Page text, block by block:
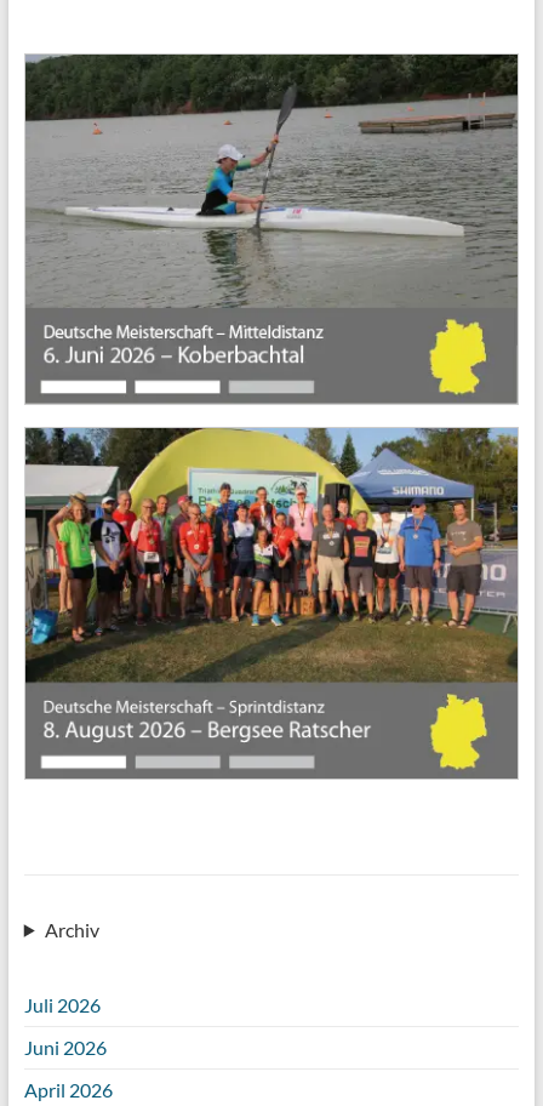
Archiv
Juli 2026
Juni 2026
April 2026